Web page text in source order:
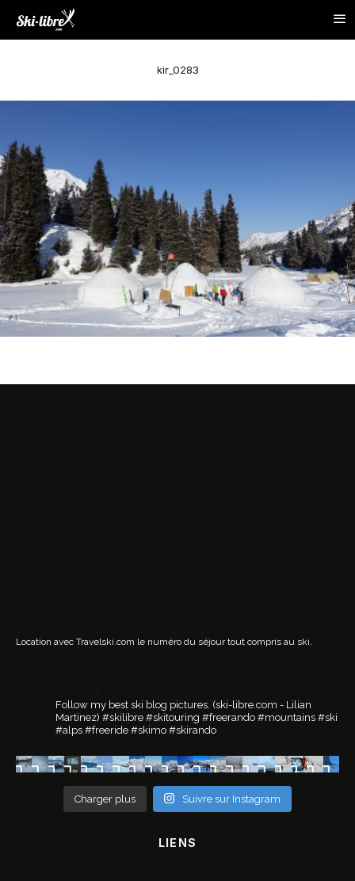
kir_0283
Location avec Travelski.com le numéro du séjour tout compris au ski.
Follow my best ski blog pictures. (ski-libre.com - Lilian
Martinez) #skilibre #skitouring #freerando #mountains #ski
#alps #freeride #skimo #skirando
Charger plus Suivre sur Instagram
LIENS